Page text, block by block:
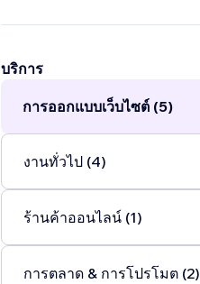
client unique....
บริการ
การออกแบบเว็บไซต์ (5)
งานทั่วไป (4)
ร้านค้าออนไลน์ (1)
การตลาด & การโปรโมต (2)